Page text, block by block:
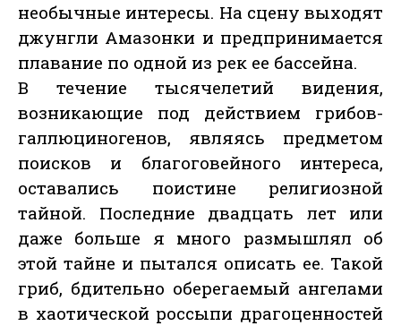
необычные интересы. На сцену выходят
джунгли Амазонки и предпринимается
плавание по одной из рек ее бассейна.
В течение тысячелетий видения,
возникающие под действием грибов-
галлюциногенов, являясь предметом
поисков и благоговейного интереса,
оставались поистине религиозной
тайной. Последние двадцать лет или
даже больше я много размышлял об
этой тайне и пытался описать ее. Такой
гриб, бдительно оберегаемый ангелами
в хаотической россыпи драгоценностей